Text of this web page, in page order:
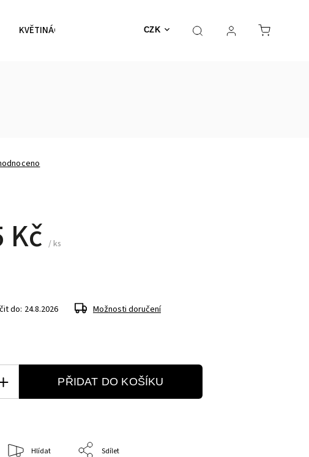
CZK
KVĚTINÁČE NEHOŘLAVÉ Výprodej MECHY
Kč/ ks
do: 24.8.2026 Možnosti doručení
PŘIDAT DO KOŠÍKU
Hlídat Sdílet